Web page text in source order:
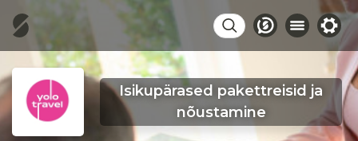
Isikupärased pakettreisid ja
nõustamine